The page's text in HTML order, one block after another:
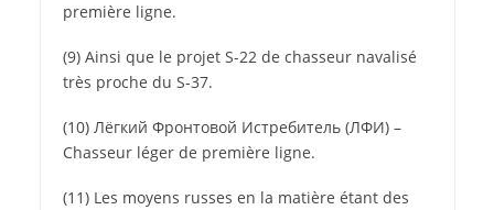
première ligne.
(9) Ainsi que le projet S-22 de chasseur navalisé
très proche du S-37.
(10) Лёгкий Фронтовой Истребитель (ЛФИ)–
Chasseur léger de première ligne.
(11) Les moyens russes en la matière étant des